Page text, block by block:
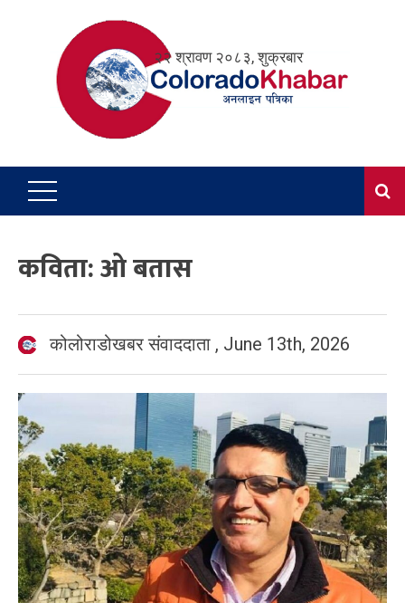
२२ श्रावण २०८३, शुक्रबार
कविता: ओ बतास
कोलोराडोखबर संवाददाता , June 13th, 2026